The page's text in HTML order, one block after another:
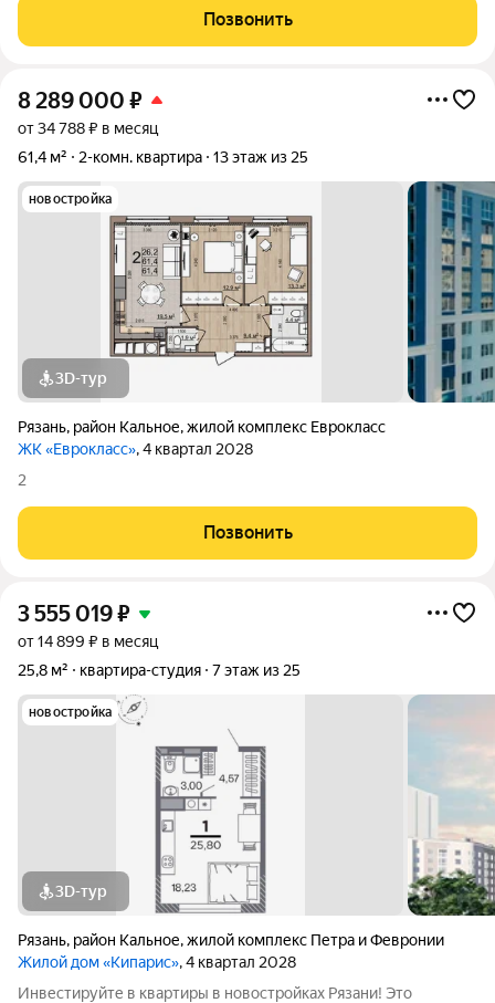
чтобы жизнь была удобной,
Позвонить
8 289 000 ₽
от 34 788 ₽ в месяц
61,4 м²
2-комн. квартира 13 этаж из 25
новостройка
3D-тур
Рязань, район Кальное,жилой комплекс Еврокласс
ЖК «Еврокласс», 4 квартал 2028
2
Позвонить
3 555 019₽
от 14 899 ₽ в месяц
25,8 м²
квартира-студия 7 этаж из 25
новостройка
3D-тур
Рязань, район Кальное,жилой комплекс Петра и Февронии
Жилой дом «Кипарис», 4 квартал 2028
Инвестируйте в квартиры в новостройках Рязани! Это